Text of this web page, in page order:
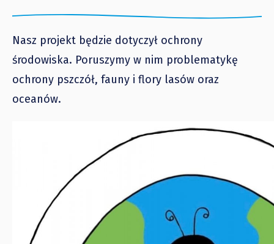
Nasz projekt będzie dotyczył ochrony
środowiska. Poruszymy w nim problematykę
ochrony pszczół, fauny i flory lasów oraz
oceanów.